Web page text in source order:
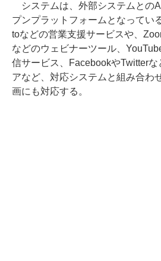
システムは、外部システムとの
プンプラットフォームとなってい
toなどの営業支援サービスや、
などのウェビナーツール、
信サービス、FacebookやTwitterな
アなど、対応システムと組み合わ
画にも対応する。